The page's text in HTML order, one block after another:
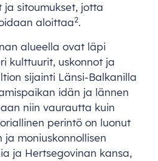
ja sitoumukset, jotta
aloittaa2.
alueella ovat läpi
kulttuurit, uskonnot ja
sijainti Länsi-Balkanilla
idän ja lännen
niin vaurautta kuin
perintö on luonut
moniuskonnollisen
ja Hertsegovinan kansa,